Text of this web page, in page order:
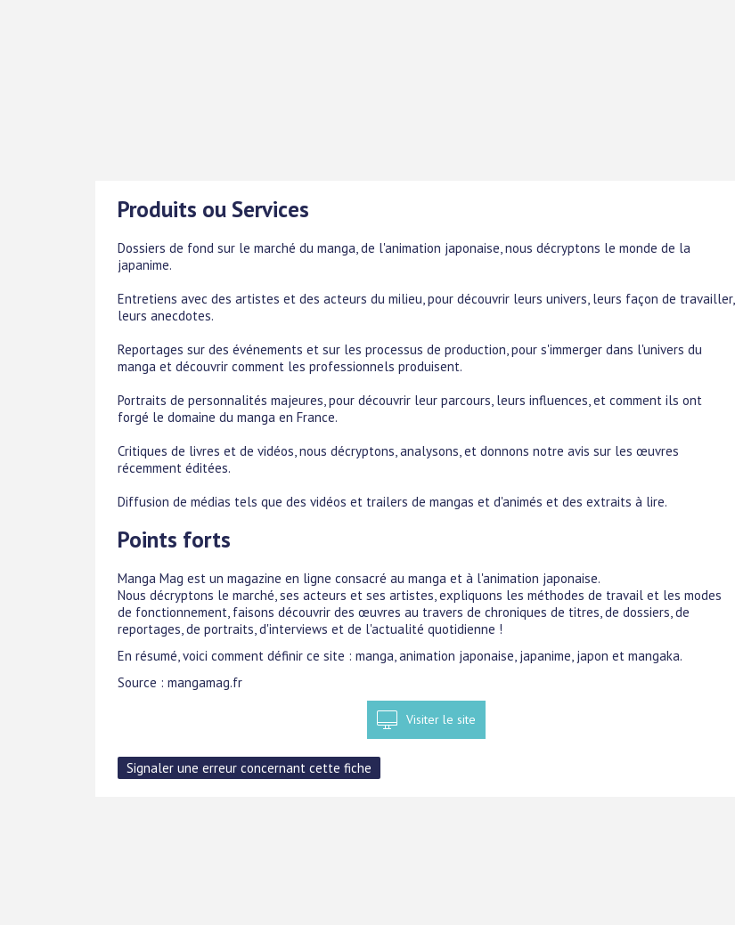
Produits ou Services
Dossiers de fond sur le marché du manga, de l'animation japonaise, nous décryptons le monde de la
japanime.
Entretiens avec des artistes et des acteurs du milieu, pour découvrir leurs univers, leurs façon de travailler,
leurs anecdotes.
Reportages sur des événements et sur les processus de production, pour s'immerger dans l'univers du
manga et découvrir comment les professionnels produisent.
Portraits de personnalités majeures, pour découvrir leur parcours, leurs influences, et comment ils ont
forgé le domaine du manga en France.
Critiques de livres et de vidéos, nous décryptons, analysons, et donnons notre avis sur les œuvres
récemment éditées.
Diffusion de médias tels que des vidéos et trailers de mangas et d'animés et des extraits à lire.
Points forts
Manga Mag est un magazine en ligne consacré au manga et à l'animation japonaise.
Nous décryptons le marché, ses acteurs et ses artistes, expliquons les méthodes de travail et les modes
de fonctionnement, faisons découvrir des œuvres au travers de chroniques de titres, de dossiers, de
reportages, de portraits, d'interviews et de l'actualité quotidienne !
En résumé, voici comment définir ce site : manga, animation japonaise, japanime, japon et mangaka.
Source : mangamag.fr
Visiter le site